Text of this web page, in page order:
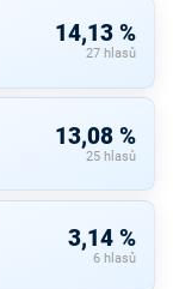
14,13 %
27 hlasů
13,08 %
25 hlasů
3,14 %
6 hlasů